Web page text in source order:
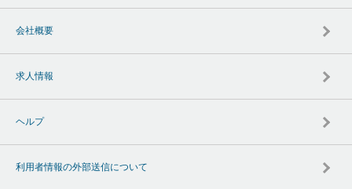
会社概要
求人情報
ヘルプ
利用者情報の外部送信について